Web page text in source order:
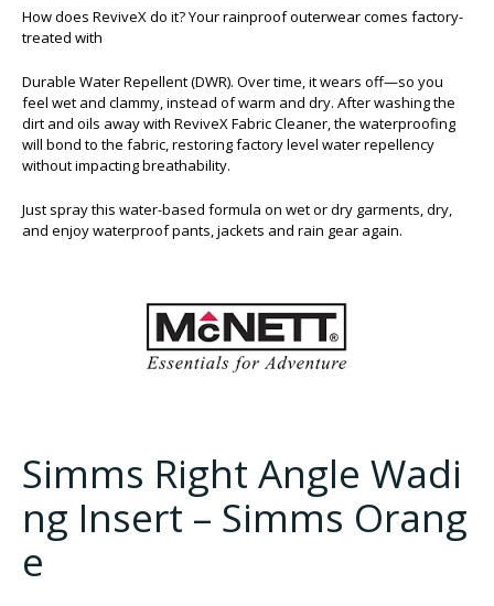
How does ReviveX do it? Your rainproof outerwear comes factory-
treated with
Durable Water Repellent (DWR). Over time, it wears off—so you
feel wet and clammy, instead of warm and dry. After washing the
dirt and oils away with ReviveX Fabric Cleaner, the waterproofing
will bond to the fabric, restoring factory level water repellency
without impacting breathability.
Just spray this water-based formula on wet or dry garments, dry,
and enjoy waterproof pants, jackets and rain gear again.
Simms Right Angle Wadi
ng Insert – Simms Orang
e